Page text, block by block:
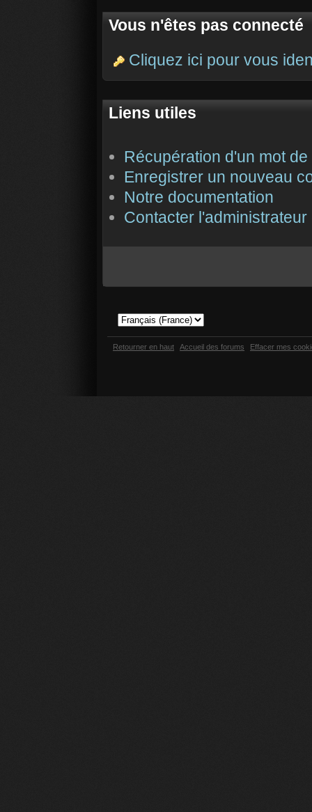
Vous n'êtes pas connecté
Cliquez ici pour vous
Liens utiles
Récupération d'un mot
Enregistrer un nouveau
Notre documentation
Contacter
Retourner en haut Accueil des forums Effacer mes